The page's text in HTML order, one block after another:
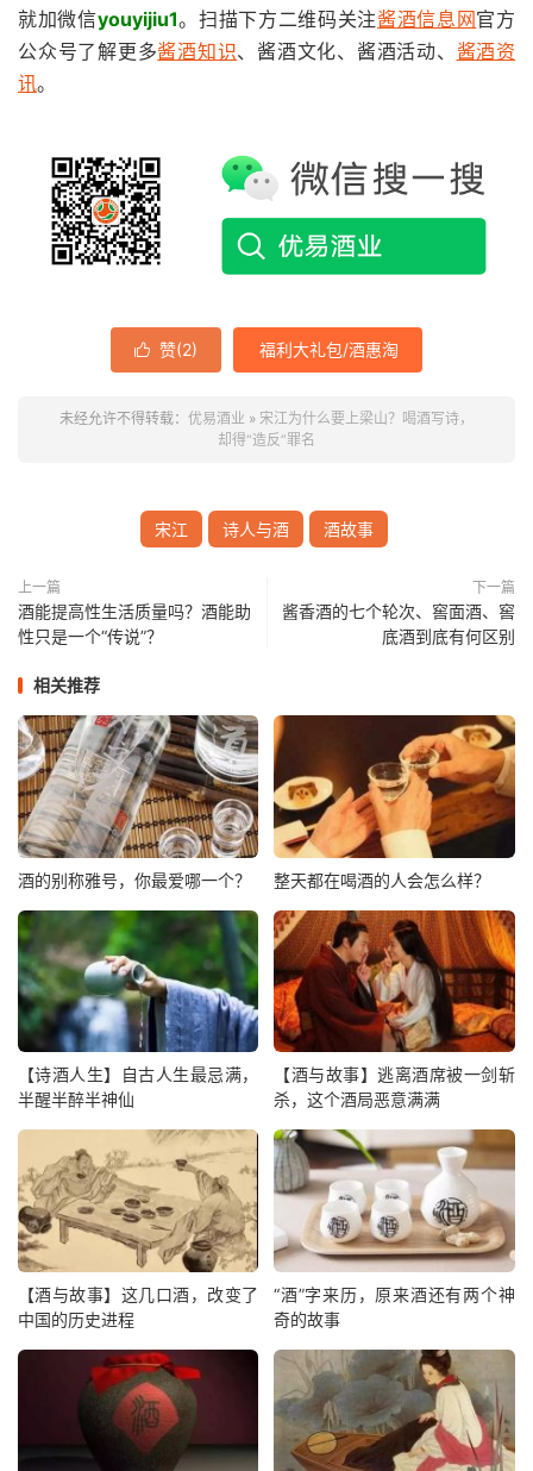
就加微信youyijiu1。扫描下方二维码关注酱酒信息网官方
公众号了解更多酱酒知识、酱酒文化、酱酒活动、 酱酒资
讯。
 赞(2) 福利大礼包/酒惠淘
未经允许不得转载： 优易酒业 » 宋江为什么要上梁山？喝酒写诗，
却得“造反”罪名
宋江 诗人与酒 酒故事
上一篇
酒能提高性生活质量吗？酒能助
性只是一个“传说”？
下一篇
酱香酒的七个轮次、窖面酒、窖
底酒到底有何区别
相关推荐
酒的别称雅号，你最爱哪一个？ 整天都在喝酒的人会怎么样？
【诗酒人生】自古人生最忌满，
半醒半醉半神仙
【酒与故事】逃离酒席被一剑斩
杀，这个酒局恶意满满
【酒与故事】这几口酒，改变了
中国的历史进程
“酒”字来历，原来酒还有两个神
奇的故事